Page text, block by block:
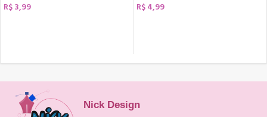
R$3,99 R$4,99
Nick Design